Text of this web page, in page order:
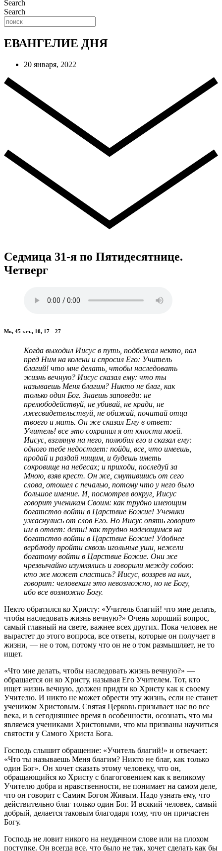
Search
Search
ЕВАНГЕЛИЕ ДНЯ
20 января, 2022
Седмица 31-я по Пятидесятнице.
Четверг
Мк, 45 зач., 10, 17—27
Когда выходил Иисус в путь, подбежал некто, пал
пред Ним на колени и спросил Его: Учитель
благий! что мне делать, чтобы наследовать
жизнь вечную? Иисус сказал ему: что ты
называешь Меня благим? Никто не благ, как
только один Бог. Знаешь заповеди: не
прелюбодействуй, не убивай, не кради, не
лжесвидетельствуй, не обижай, почитай отца
твоего и мать. Он же сказал Ему в ответ:
Учитель! все это сохранил я от юности моей.
Иисус, взглянув на него, полюбил его и сказал ему:
одного тебе недостает: пойди, все, что имеешь,
продай и раздай нищим, и будешь иметь
сокровище на небесах; и приходи, последуй за
Мною, взяв крест. Он же, смутившись от сего
слова, отошел с печалью, потому что у него было
большое имение. И, посмотрев вокруг, Иисус
говорит ученикам Своим: как трудно имеющим
богатство войти в Царствие Божие! Ученики
ужаснулись от слов Его. Но Иисус опять говорит
им в ответ: дети! как трудно надеющимся на
богатство войти в Царствие Божие! Удобнее
верблюду пройти сквозь игольные уши, нежели
богатому войти в Царствие Божие. Они же
чрезвычайно изумлялись и говорили между собою:
кто же может спастись? Иисус, воззрев на них,
говорит: человекам это невозможно, но не Богу,
ибо все возможно Богу.
Некто обратился ко Христу: «Учитель благий! что мне делать,
чтобы наследовать жизнь вечную?» Очень хороший вопрос,
самый главный на свете, важнее всех других. Пока человек не
вырастет до этого вопроса, все ответы, которые он получает в
жизни, — не о том, потому что он не о том размышляет, не то
ищет.
«Что мне делать, чтобы наследовать жизнь вечную?» —
обращается он ко Христу, называя Его Учителем. Тот, кто
ищет жизнь вечную, должен придти ко Христу как к своему
Учителю. И никто не может обрести эту жизнь, если не станет
учеником Христовым. Святая Церковь призывает нас во все
века, и в сегодняшнее время в особенности, осознать, что мы
являемся учениками Христовыми, что мы призваны научиться
святости у Самого Христа Бога.
Господь слышит обращение: «Учитель благий!» и отвечает:
«Что ты называешь Меня благим? Никто не благ, как только
один Бог». Он хочет сказать этому человеку, что он,
обращающийся ко Христу с благоговением как к великому
Учителю добра и нравственности, не понимает на самом деле,
что он говорит с Самим Богом Живым. Надо узнать ему, что
действительно благ только один Бог. И всякий человек, самый
добрый, делается таковым благодаря тому, что он причастен
Богу.
Господь не ловит никого на неудачном слове или на плохом
поступке. Он всегда все, что было не так, хочет сделать как бы